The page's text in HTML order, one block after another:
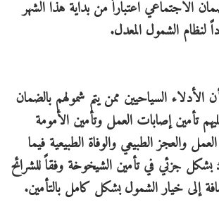
الاجتماعي اعتباراً من بداية هذا الشهر
لنظام الشمول المعدل.
السياحيين ممن يتم شمولهم بالضمان
تأمين إصابات العمل وتأمين الأمومة
والعجز الطبيعي والوفاة الطبيعية فيما
بشكل جزئي في تأمين الشيخوخة وفقاً للشرائح
إلى خيار الشمول بشكل كامل بالتأمين.